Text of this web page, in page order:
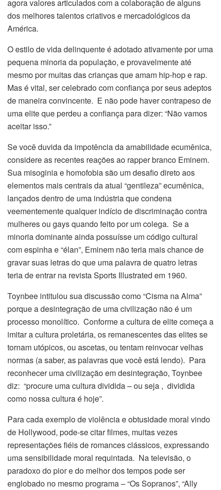
agora valores articulados com a colaboração de alguns
dos melhores talentos criativos e mercadológicos da
América.
O estilo de vida delinquente é adotado ativamente por uma
pequena minoria da população, e provavelmente até
mesmo por muitas das crianças que amam hip-hop e rap.
Mas é vital, ser celebrado com confiança por seus adeptos
de maneira convincente. E não pode haver contrapeso de
uma elite que perdeu a confiança para dizer: “Não vamos
aceitar isso.”
Se você duvida da impotência da amabilidade ecumênica,
considere as recentes reações ao rapper branco Eminem.
Sua misoginia e homofobia são um desafio direto aos
elementos mais centrais da atual “gentileza” ecumênica,
lançados dentro de uma indústria que condena
veementemente qualquer indício de discriminação contra
mulheres ou gays quando feito por um colega. Se a
minoria dominante ainda possuísse um código cultural
com espinha e “élan”, Eminem não teria mais chance de
gravar suas letras do que uma palavra de quatro letras
teria de entrar na revista Sports Illustrated em 1960.
Toynbee intitulou sua discussão como “Cisma na Alma”
porque a desintegração de uma civilização não é um
processo monolítico. Conforme a cultura de elite começa a
imitar a cultura proletária, os remanescentes das elites se
tornam utópicos, ou ascetas, ou tentam reinvocar velhas
normas (a saber, as palavras que você está lendo). Para
reconhecer uma civilização em desintegração, Toynbee
diz: “procure uma cultura dividida – ou seja , dividida
como nossa cultura é hoje”.
Para cada exemplo de violência e obtusidade moral vindo
de Hollywood, pode-se citar filmes, muitas vezes
representações fiéis de romances clássicos, expressando
uma sensibilidade moral requintada. Na televisão, o
paradoxo do pior e do melhor dos tempos pode ser
englobado no mesmo programa – “Os Sopranos”, “Ally